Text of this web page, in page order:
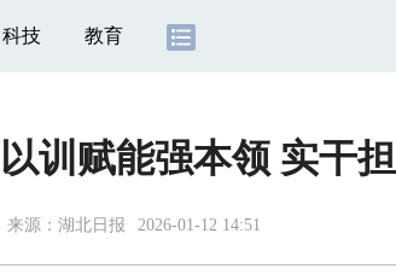
科技 教育
训赋能强本领 实干
来源： 湖北日报 2026-01-12 14:51